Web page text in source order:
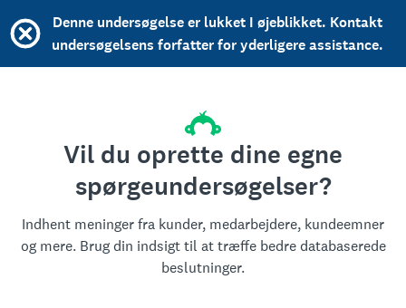
Denne undersøgelse er lukket I øjeblikket. Kontakt
undersøgelsens forfatter for yderligere assistance.
Vil du oprette dine egne
spørgeundersøgelser?
Indhent meninger fra kunder, medarbejdere, kundeemner
og mere. Brug din indsigt til at træffe bedre databaserede
beslutninger.